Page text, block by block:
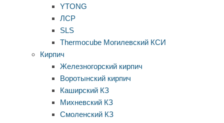
YTONG
ЛСР
SLS
Thermocube Могилевский КСИ
Кирпич
Железногорский кирпич
Воротынский кирпич
Каширский КЗ
Михневский КЗ
Смоленский КЗ